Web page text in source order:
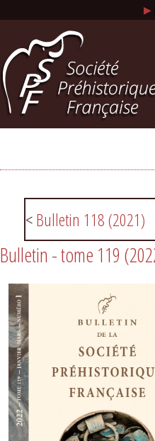
▶
<Bulletin 118 (2021)
Bulletin - tome 119